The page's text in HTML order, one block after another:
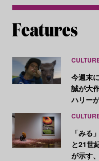
今週末
誠が大
ハリー
「み
と21世
が示す